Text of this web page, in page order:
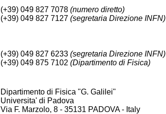
(+39) 049 827 7078 (numero diretto)
(+39) 049 827 7127 (segretaria Direzione INFN)
(+39) 049 827 6233 (segretaria Direzione INFN)
(+39) 049 875 7102 (Dipartimento di Fisica)
Dipartimento di Fisica "G. Galilei"
Universita' di Padova
Via F. Marzolo, 8 - 35131 PADOVA - Italy